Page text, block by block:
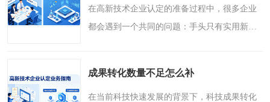
在高新技术企业认定的准备过程中，很多企业
都会遇到一个共同的问题：手头只有实用新型
及高企认定政策的核..
成果转化数量不足怎么补
在当前科技快速发展的背景下，科技成果转化